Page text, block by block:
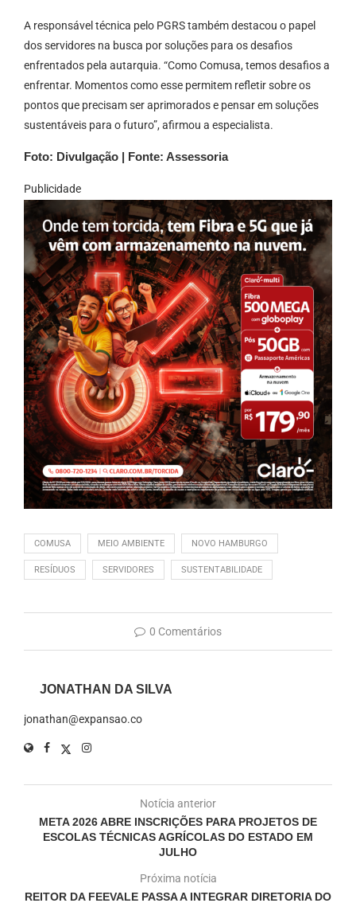
A responsável técnica pelo PGRS também destacou o papel
dos servidores na busca por soluções para os desafios
enfrentados pela autarquia. “Como Comusa, temos desafios a
enfrentar. Momentos como esse permitem refletir sobre os
pontos que precisam ser aprimorados e pensar em soluções
sustentáveis para o futuro”, afirmou a especialista.
Foto: Divulgação | Fonte: Assessoria
Publicidade
COMUSA MEIO AMBIENTE NOVO HAMBURGO
RESÍDUOS SERVIDORES SUSTENTABILIDADE
0 Comentários
JONATHAN DA SILVA
jonathan@expansao.co
Notícia anterior
META 2026 ABRE INSCRIÇÕES PARA PROJETOS DE
ESCOLAS TÉCNICAS AGRÍCOLAS DO ESTADO EM
JULHO
Próxima notícia
REITOR DA FEEVALE PASSA A INTEGRAR DIRETORIA DO